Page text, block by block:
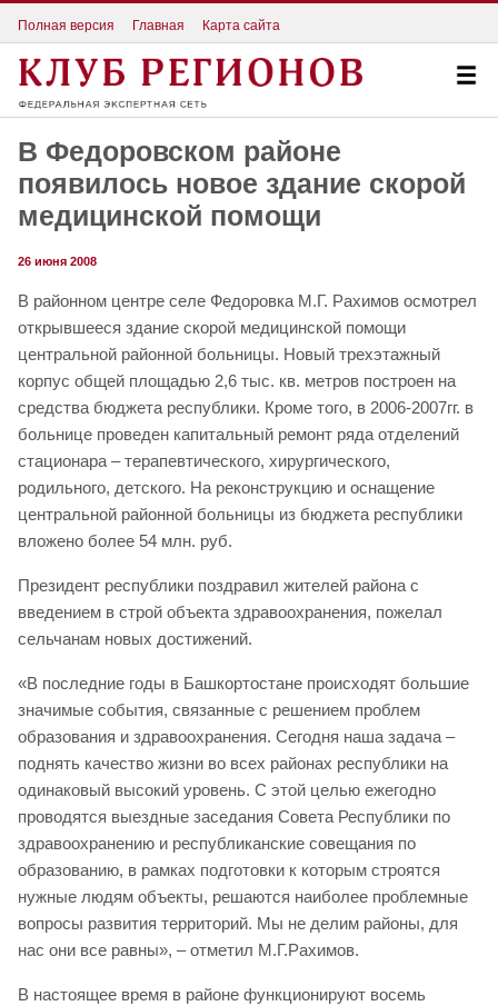
Полная версия Главная Карта сайта
В Федоровском районе
появилось новое здание скорой
медицинской помощи
26 июня 2008
В районном центре селе Федоровка М.Г. Рахимов осмотрел
открывшееся здание скорой медицинской помощи
центральной районной больницы. Новый трехэтажный
корпус общей площадью 2,6 тыс. кв. метров построен на
средства бюджета республики. Кроме того, в 2006-2007гг. в
больнице проведен капитальный ремонт ряда отделений
стационара – терапевтического, хирургического,
родильного, детского. На реконструкцию и оснащение
центральной районной больницы из бюджета республики
вложено более 54 млн. руб.
Президент республики поздравил жителей района с
введением в строй объекта здравоохранения, пожелал
сельчанам новых достижений.
«В последние годы в Башкортостане происходят большие
значимые события, связанные с решением проблем
образования и здравоохранения. Сегодня наша задача –
поднять качество жизни во всех районах республики на
одинаковый высокий уровень. С этой целью ежегодно
проводятся выездные заседания Совета Республики по
здравоохранению и республиканские совещания по
образованию, в рамках подготовки к которым строятся
нужные людям объекты, решаются наиболее проблемные
вопросы развития территорий. Мы не делим районы, для
нас они все равны», – отметил М.Г.Рахимов.
В настоящее время в районе функционируют восемь